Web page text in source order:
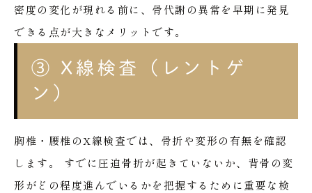
密度の変化が現れる前に、骨代謝の異常を早期に発見
できる点が大きなメリットです。
③ X線検査（レントゲ
ン）
胸椎・腰椎のX線検査では、骨折や変形の有無を確認
します。
すでに圧迫骨折が起きていないか、背骨の変
形がどの程度進んでいるかを把握するために重要な検